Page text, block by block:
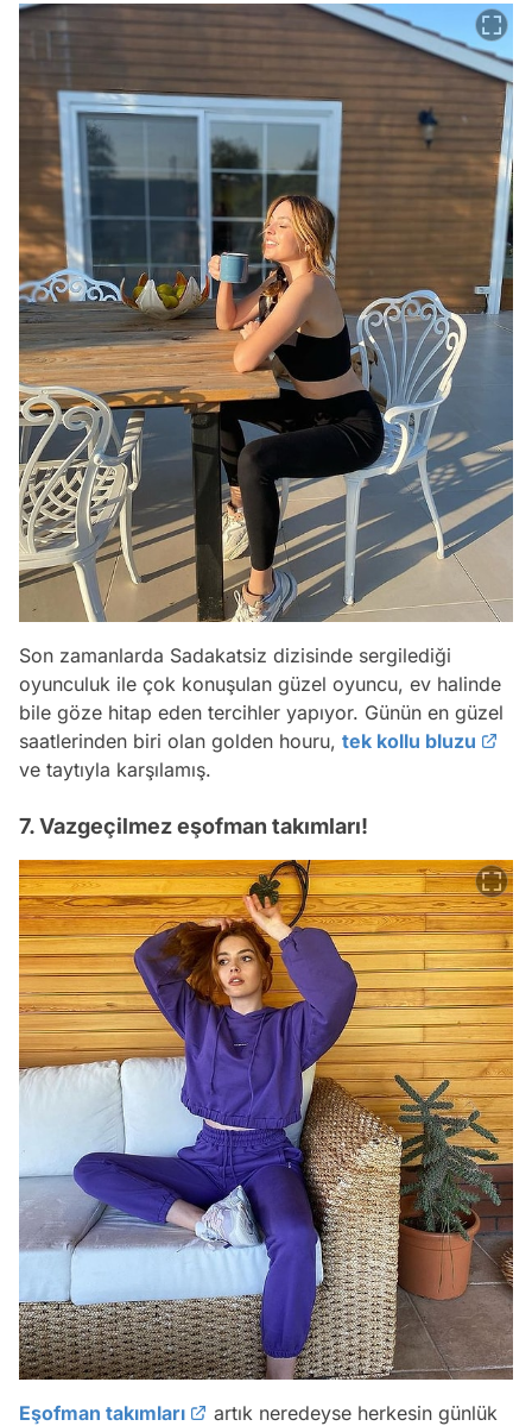
Son zamanlarda Sadakatsiz dizisinde sergilediği
oyunculuk ile çok konuşulan güzel oyuncu, ev halinde
bile göze hitap eden tercihler yapıyor. Günün en güzel
saatlerinden biri olan golden houru, tek kollu bluzu
ve taytıyla karşılamış.
7. Vazgeçilmez eşofman takımları!
Eşofman takımları
artık neredeyse herkesin günlük